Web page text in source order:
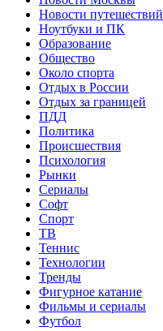
Новости путешествий
Ноутбуки и ПК
Образование
Общество
Около спорта
Отдых в России
Отдых за границей
ПДД
Политика
Происшествия
Психология
Рынки
Сериалы
Софт
Спорт
ТВ
Теннис
Технологии
Тренды
Фигурное катание
Фильмы и сериалы
Футбол